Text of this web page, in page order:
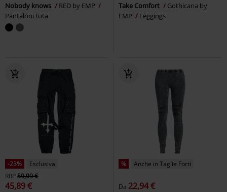
Nobody knows
RED by EMP
Pantaloni tuta
Take Comfort
Gothicana by
EMP
Leggings
-23%
Esclusiva
RRP59,99 €
45,89 €
% Anche in Taglie Forti
Da 22,94 €